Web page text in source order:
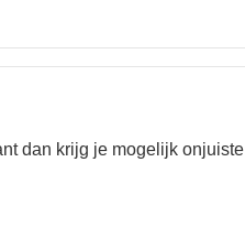
dan krijg je mogelijk onjuiste